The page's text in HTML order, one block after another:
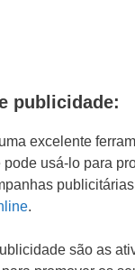
publicidade:
excelente
usá-lo para
.
são as